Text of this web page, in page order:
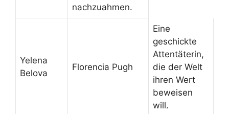
nachzuahmen.
Yelena
Belova
Florencia Pugh
Eine
geschickte
Attentäterin,
die der Welt
ihren Wert
beweisen
will.